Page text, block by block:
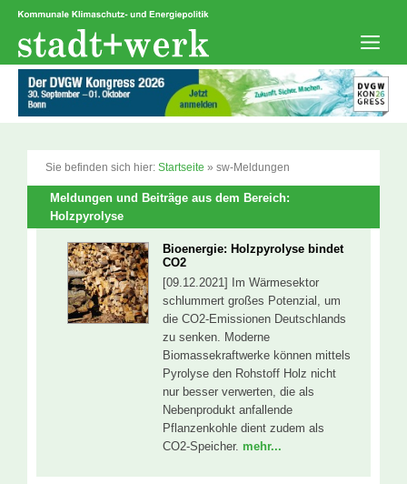
Zum
springen
Sie befinden sich hier: Startseite » sw-Meldungen
Meldungen und Beiträge aus dem Bereich:
Holzpyrolyse
Bioenergie: Holzpyrolyse bindet
CO2
[09.12.2021] Im Wärmesektor
schlummert großes Potenzial, um
die CO2-Emissionen Deutschlands
zu senken. Moderne
Biomassekraftwerke können mittels
Pyrolyse den Rohstoff Holz nicht
nur besser verwerten, die als
Nebenprodukt anfallende
Pflanzenkohle dient zudem als
CO2-Speicher. mehr...